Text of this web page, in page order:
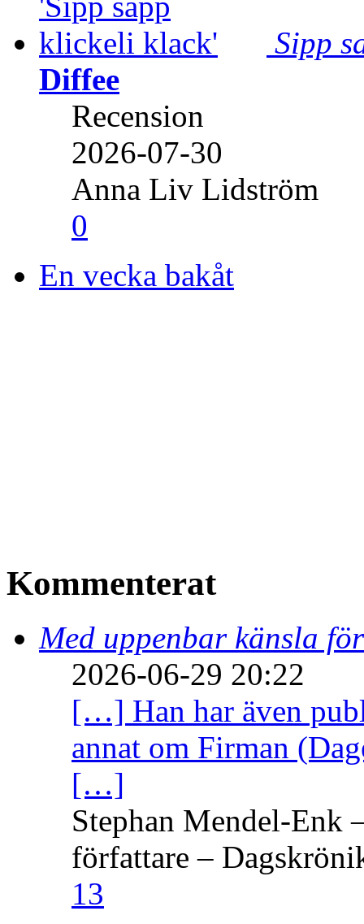
Sipp
Diffee
Recension
2026-07-30
Anna Liv Lidström
0
En vecka bakåt
Kommenterat
Med uppenbar känsla
2026-06-29 20:22
[…] Han har även
annat om Firman
[…]
Stephan Mendel-Enk
författare –
13